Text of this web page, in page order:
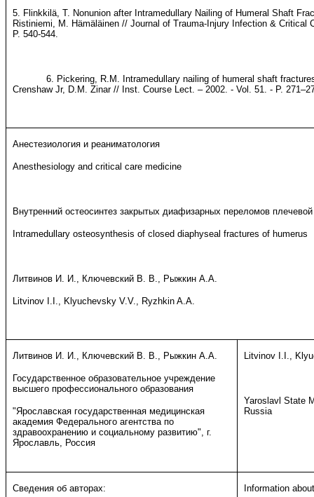
5. Flinkkilä, T. Nonunion after Intramedullary Nailing of Humeral Shaft
Ristiniemi, M. Hämäläinen // Journal of Trauma-Injury Infection & Critical
P. 540-544.
6. Pickering, R.M. Intramedullary nailing of humeral shaft fractures
Crenshaw Jr, D.M. Zinar // Inst. Course Lect. – 2002. - Vol. 51. - P.
Анестезиология и реаниматология
Anesthesiology and critical care medicine
Внутренний остеосинтез закрытых диафизарных переломов плечевой
Intramedullary osteosynthesis of closed diaphyseal fractures of humerus
Литвинов И. И., Ключевский В. В., Рыжкин А.А.
Litvinov I.I., Klyuchevsky V.V., Ryzhkin A.A.
Литвинов И. И., Ключевский В. В., Рыжкин А.А.
Государственное образовательное учреждение
высшего профессионального образования
"Ярославская государственная медицинская
академия Федерального агентства по
здравоохранению и социальному развитию", г.
Ярославль, Россия
Litvinov I.I.,
Yaroslavl State
Russia
Сведения об авторах: Information